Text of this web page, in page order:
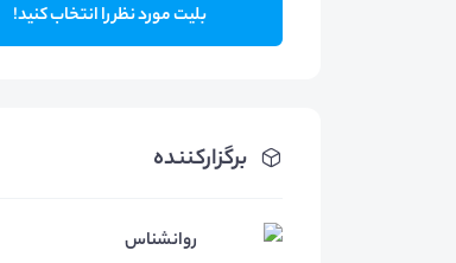
بلیت مورد نظر را انتخاب کنید!
برگزارکننده
روانشناس